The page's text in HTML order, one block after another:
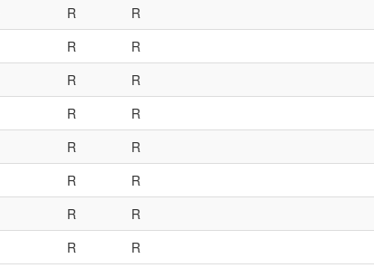
R
R
R
R
R
R
R
R
R
R
R
R
R
R
R
R